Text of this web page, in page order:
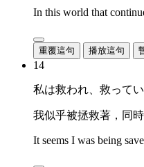
In this world that
重覆這句 播放這句
14
私は救われ、救って
我似乎被拯救著，同
It seems I was being